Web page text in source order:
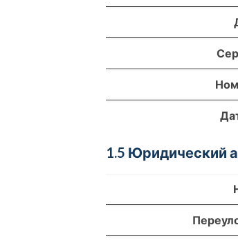
1.5 Юридический